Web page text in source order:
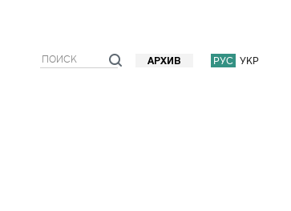
РУС УКР
АРХИВ